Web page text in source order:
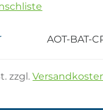
AOT-BAT-
zzgl.